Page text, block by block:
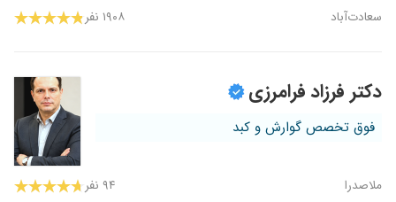
سعادت‌آباد ۱۹۰۸ نفر
دکتر فرزاد فرامرزی
فوق تخصص گوارش و کبد
ملاصدرا ۹۴ نفر